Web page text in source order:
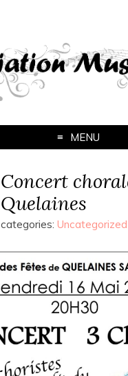
MENU
Concert
Quelaines
categories: Uncategorized